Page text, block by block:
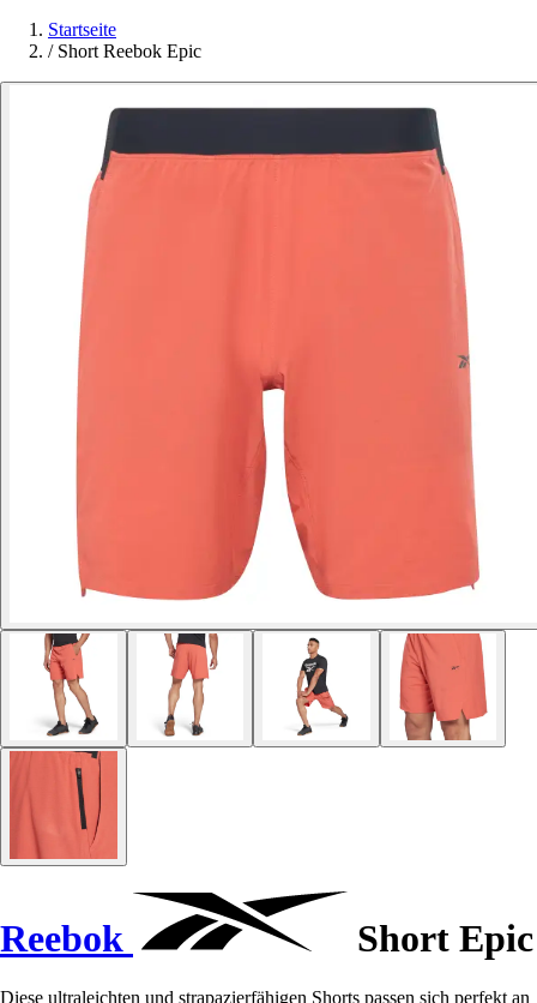
Startseite
/ Short Reebok Epic
Reebok Short Epic
Diese ultraleichten und strapazierfähigen Shorts passen sich perfekt an